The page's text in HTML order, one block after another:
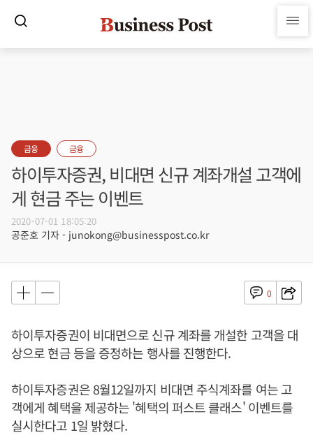
금융 금융
하이투자증권, 비대면 신규 계좌개설 고객에
게 현금 주는 이벤트
2020-07-01 18:05:20
공준호 기자 - junokong@businesspost.co.kr
0
하이투자증권이 비대면으로 신규 계좌를 개설한 고객을 대
상으로 현금 등을 증정하는 행사를 진행한다.
하이투자증권은 8월12일까지 비대면 주식계좌를 여는 고
객에게 혜택을 제공하는 '혜택의 퍼스트 클래스' 이벤트를
실시한다고 1일 밝혔다.